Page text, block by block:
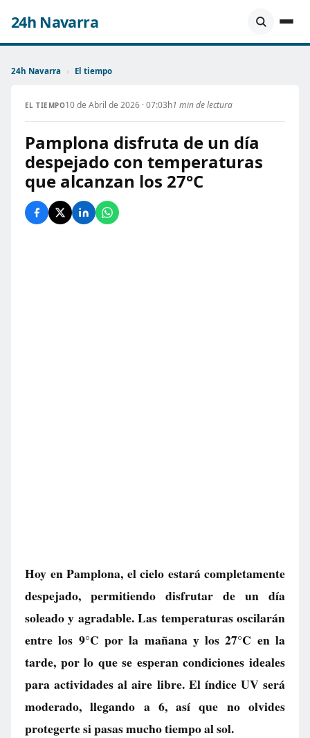
24h Navarra
24h Navarra › El tiempo
EL TIEMPO10 de Abril de 2026 · 07:03h1 min de lectura
Pamplona disfruta de un día
despejado con temperaturas
que alcanzan los 27°C
Hoy en Pamplona, el cielo estará completamente
despejado, permitiendo disfrutar de un día
soleado y agradable. Las temperaturas oscilarán
entre los 9°C por la mañana y los 27°C en la
tarde, por lo que se esperan condiciones ideales
para actividades al aire libre. El índice UV será
moderado, llegando a 6, así que no olvides
protegerte si pasas mucho tiempo al sol.